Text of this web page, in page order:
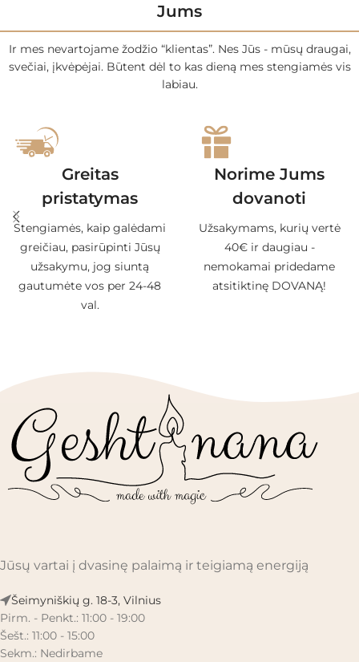
Jums
Ir mes nevartojame žodžio “klientas”. Nes Jūs - mūsų draugai,
svečiai, įkvėpėjai. Būtent dėl to kas dieną mes stengiamės vis
labiau.
Greitas
pristatymas
Stengiamės, kaip galėdami
greičiau, pasirūpinti Jūsų
užsakymu, jog siuntą
gautumėte vos per 24-48
val.
Norime Jums
dovanoti
Užsakymams, kurių vertė
40€ ir daugiau -
nemokamai pridedame
atsitiktinę DOVANĄ!
Jūsų vartai į dvasinę palaimą ir teigiamą energiją
Šeimyniškių g. 18-3, Vilnius
Pirm. - Penkt.: 11:00 - 19:00
Šešt.: 11:00 - 15:00
Sekm.: Nedirbame